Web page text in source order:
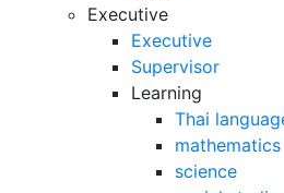
Executive
Executive
Supervisor
Learning
Thai
mathematics
science